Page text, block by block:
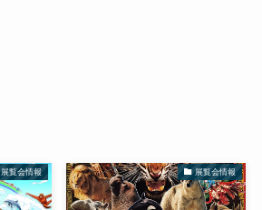
展覧会情報 展覧会情報